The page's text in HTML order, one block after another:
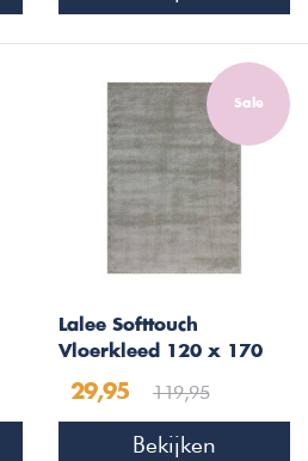
Sale
Lalee Softtouch
Vloerkleed 120 x 170
29,95 119,95
Bekijken